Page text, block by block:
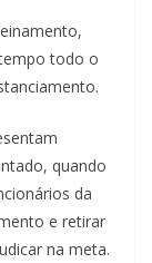
todo o
quando
da
e retirar
na meta.